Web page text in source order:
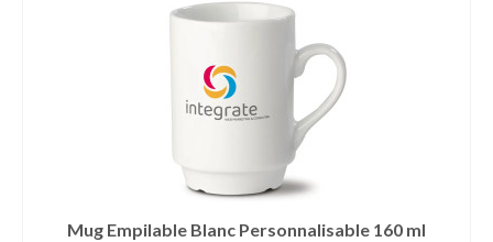
Mug Empilable Blanc Personnalisable 160 ml